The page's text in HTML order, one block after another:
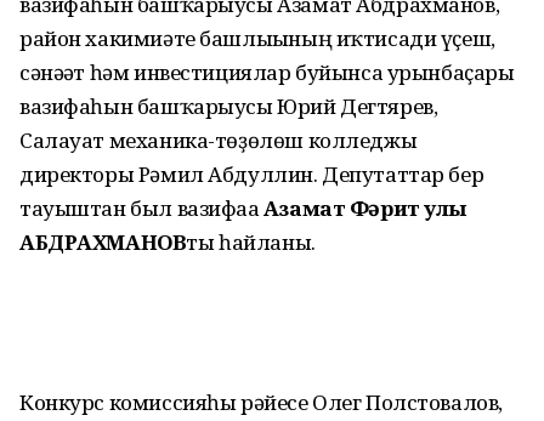
район хакимиәте башлығының иҡтисади үҫеш,
сәнәғәт һәм инвестициялар буйынса урынбаҫары
вазифаһын башҡарыусы Юрий Дегтярев,
Салауат механика-төҙөлөш колледжы
директоры Рәмил Абдуллин. Депутаттар бер
тауыштан был вазифағаАзамат Фәрит улы
АБДРАХМАНОВты һайланы.
Конкурс комиссияһы рәйесе Олег Полстовалов,